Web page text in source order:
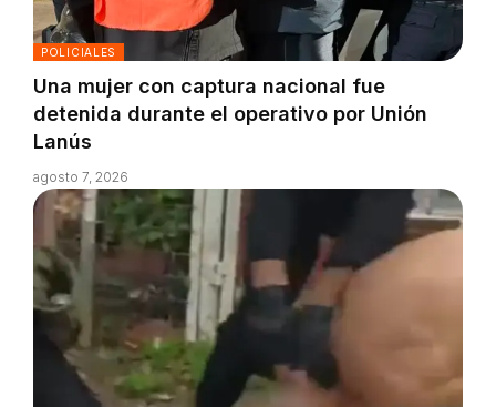
POLICIALES
Una mujer con captura nacional fue
detenida durante el operativo por Unión
Lanús
agosto 7, 2026